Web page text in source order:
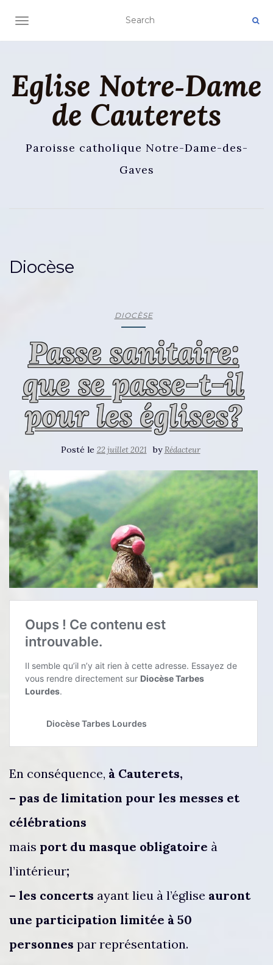
AFFICHER/MASQUER LA NAVIGATION
Eglise Notre‑Dame
de Cauterets
Paroisse catholique Notre-Dame-des-
Gaves
Diocèse
DIOCÈSE
Passe sanitaire:
que se passe-t-il
pour les églises?
Posté le 22 juillet 2021 byRédacteur
En conséquence, à Cauterets,
– pas de limitation pour les messes et
célébrations
mais port du masque obligatoire à
l’intérieur;
– les concerts ayant lieu à l’église auront
une participation limitée à 50
personnes par représentation.